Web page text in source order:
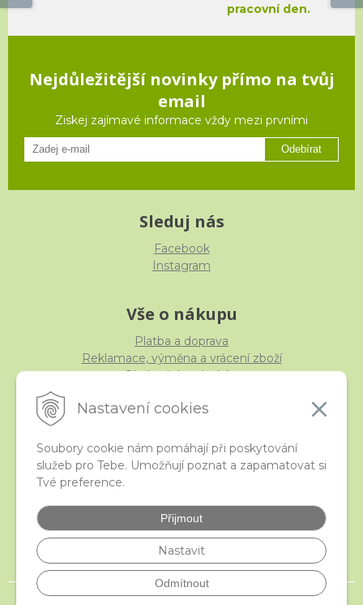
Nastavení cookies
Soubory cookie nám pomáhají při poskytování
služeb pro Tebe. Umožňují poznat a zapamatovat si
Tvé preference.
Přijmout
Nastavit
Odmítnout
pracovní den.
Nejdůležitější novinky přímo na tvůj
email
Ziskej zajímavé informace vždy mezi prvními
Odebírat
Sleduj nás
Facebook
Instagram
Vše o nákupu
Platba a doprava
Reklamace, výměna a vrácení zboží
Obchodní podmínky
iStraka
Velkoobchod
Nejčastější otázky
České puncovní značky
© 2026 istraka.cz - nejtřpytivější korálky a polodrahokamy široko daleko •